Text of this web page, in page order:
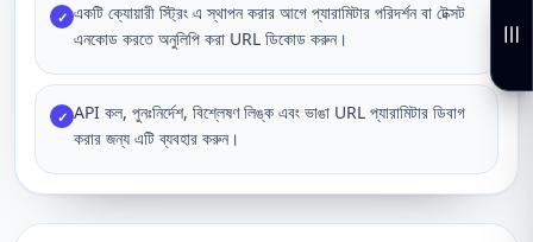
✓ একটি ক্যোয়ারী স্ট্রিং এ স্থাপন করার আগে প্যারামিটার পরিদর্শন বা টেক্সট
এনকোড করতে অনুলিপি করা URL ডিকোড করুন।
✓ API কল, পুনঃনির্দেশ, বিশ্লেষণ লিঙ্ক এবং ভাঙা URL প্যারামিটার ডিবাগ
করার জন্য এটি ব্যবহার করুন।